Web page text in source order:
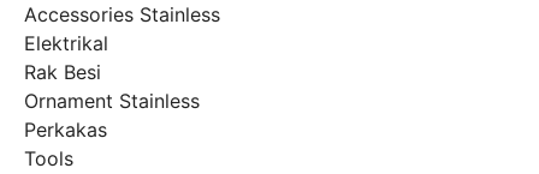
Accessories Stainless
Elektrikal
Rak Besi
Ornament Stainless
Perkakas
Tools